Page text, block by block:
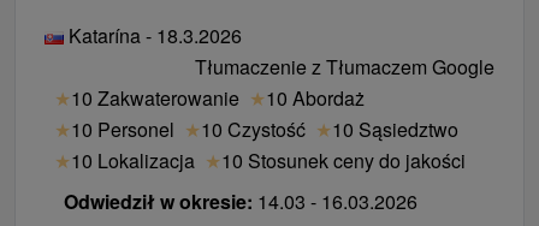
Katarína - 18.3.2026
Tłumaczenie z Tłumaczem Google
★10 Zakwaterowanie ★10 Abordaż
★10 Personel ★10 Czystość ★10 Sąsiedztwo
★10 Lokalizacja ★10 Stosunek ceny do jakości
Odwiedził w okresie: 14.03 - 16.03.2026